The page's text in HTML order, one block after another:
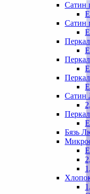
Сатин
Сатин
Сатин
Бязь